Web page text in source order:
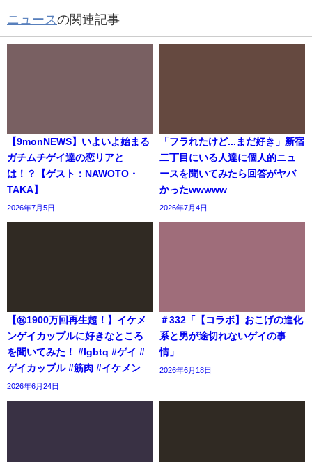
ニュースの関連記事
【9monNEWS】いよいよ始まる
ガチムチゲイ達の恋リアと
は！？【ゲスト：NAWOTO・
TAKA】
2026年7月5日
「フラれたけど...まだ好き」新宿
二丁目にいる人達に個人的ニュ
ースを聞いてみたら回答がヤバ
かったwwwww
2026年7月4日
【㊗️1900万回再生超！】イケメ
ンゲイカップルに好きなところ
を聞いてみた！ #lgbtq #ゲイ #
ゲイカップル #筋肉 #イケメン
2026年6月24日
＃332「【コラボ】おこげの進化
系と男が途切れないゲイの事
情」
2026年6月18日